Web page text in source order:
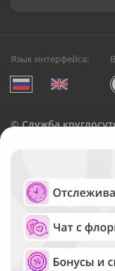
Язык интерфейса:
©Служба
Русский Букет, 2026
Общество с
ОГРН:
Юридический
д.42, оф. 3
Рейтинг Русского